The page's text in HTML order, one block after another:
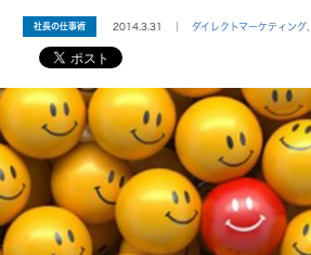
社長の仕事術 2014.3.31 ｜ダイレクトマーケティング